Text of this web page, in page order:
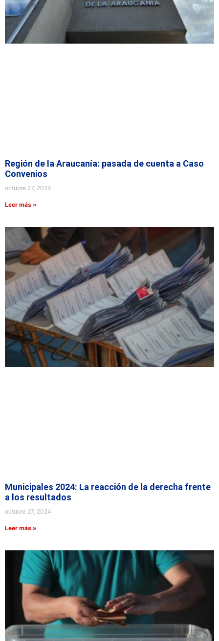
Región de la Araucanía: pasada de cuenta a Caso
Convenios
octubre 27, 2024
Leer más »
Municipales 2024: La reacción de la derecha frente
a los resultados
octubre 27, 2024
Leer más »